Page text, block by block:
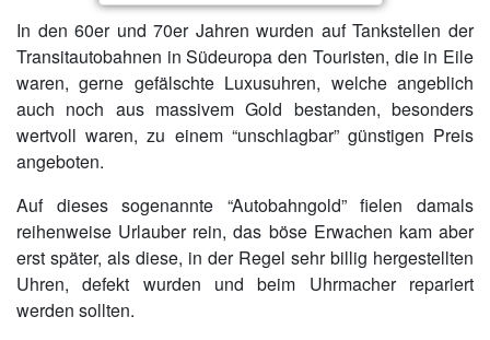
In den 60er und 70er Jahren wurden auf Tankstellen der
Transitautobahnen in Südeuropa den Touristen, die in Eile
waren, gerne gefälschte Luxusuhren, welche angeblich
auch noch aus massivem Gold bestanden, besonders
wertvoll waren, zu einem “unschlagbar” günstigen Preis
angeboten.
Auf dieses sogenannte “Autobahngold” fielen damals
reihenweise Urlauber rein, das böse Erwachen kam aber
erst später, als diese, in der Regel sehr billig hergestellten
Uhren, defekt wurden und beim Uhrmacher repariert
werden sollten.